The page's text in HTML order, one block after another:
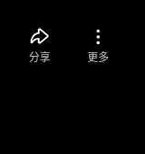
分享 更多